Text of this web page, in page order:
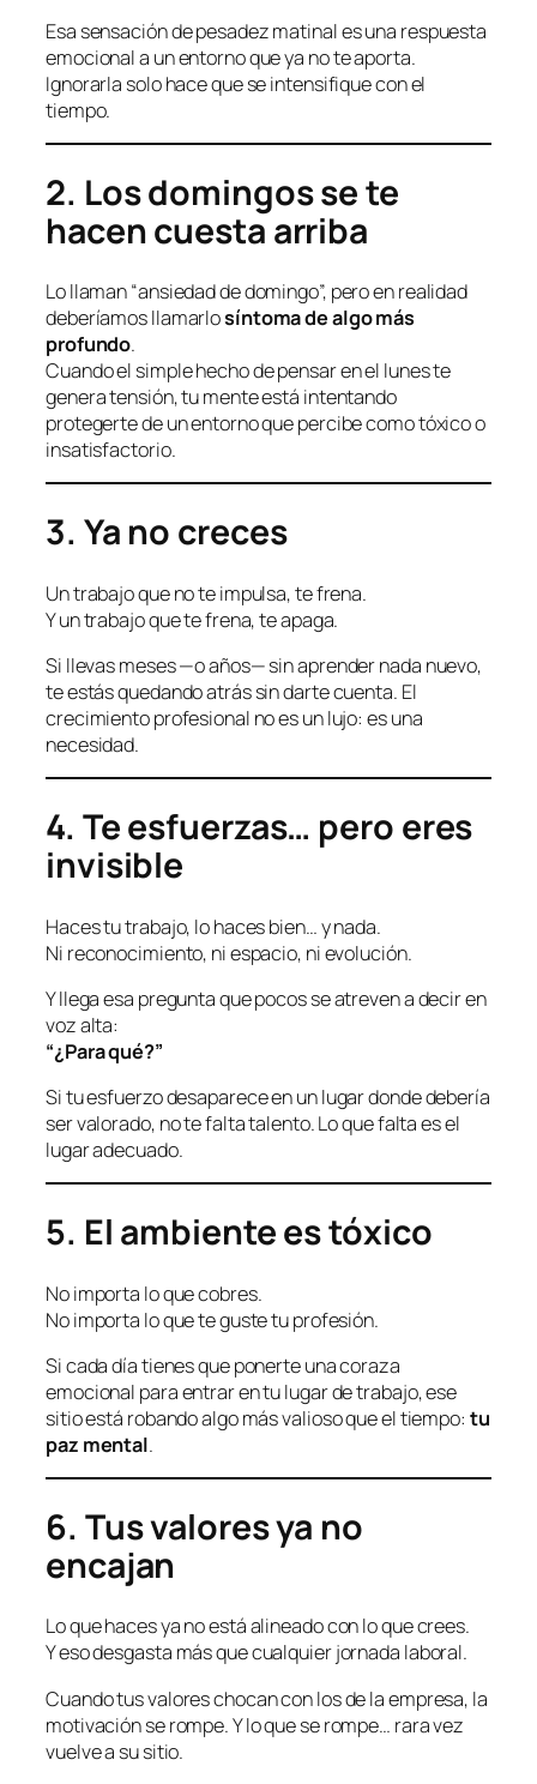
Esa sensación de pesadez matinal es una respuesta
emocional a un entorno que ya no te aporta.
Ignorarla solo hace que se intensifique con el
tiempo.
2. Los domingos se te
hacen cuesta arriba
Lo llaman “ansiedad de domingo”, pero en realidad
deberíamos llamarlosíntoma de algo más
profundo.
Cuando el simple hecho de pensar en el lunes te
genera tensión, tu mente está intentando
protegerte de un entorno que percibe como tóxico o
insatisfactorio.
3. Ya no creces
Un trabajo que no te impulsa, te frena.
Y un trabajo que te frena, te apaga.
Si llevas meses —o años— sin aprender nada nuevo,
te estás quedando atrás sin darte cuenta. El
crecimiento profesional no es un lujo: es una
necesidad.
4. Te esfuerzas… pero eres
invisible
Haces tu trabajo, lo haces bien… y nada.
Ni reconocimiento, ni espacio, ni evolución.
Y llega esa pregunta que pocos se atreven a decir en
voz alta:
“¿Para qué?”
Si tu esfuerzo desaparece en un lugar donde debería
ser valorado, no te falta talento. Lo que falta es el
lugar adecuado.
5. El ambiente es tóxico
No importa lo que cobres.
No importa lo que te guste tu profesión.
Si cada día tienes que ponerte una coraza
emocional para entrar en tu lugar de trabajo, ese
sitio está robando algo más valioso que el tiempo: tu
paz mental.
6. Tus valores ya no
encajan
Lo que haces ya no está alineado con lo que crees.
Y eso desgasta más que cualquier jornada laboral.
Cuando tus valores chocan con los de la empresa, la
motivación se rompe. Y lo que se rompe… rara vez
vuelve a su sitio.